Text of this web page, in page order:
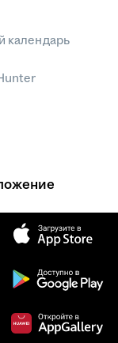
календарь